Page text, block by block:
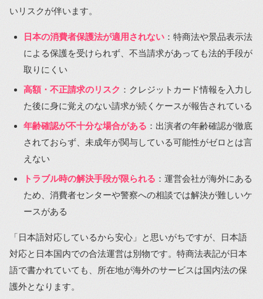
いリスクが伴います。
日本の消費者保護法が適用されない ：特商法や景品表示法
による保護を受けられず、不当請求があっても法的手段が
取りにくい
高額・不正請求のリスク ：クレジットカード情報を入力し
た後に身に覚えのない請求が続くケースが報告されている
年齢確認が不十分な場合がある ：出演者の年齢確認が徹底
されておらず、未成年が関与している可能性がゼロとは言
えない
トラブル時の解決手段が限られる ：運営会社が海外にある
ため、消費者センターや警察への相談では解決が難しいケ
ースがある
「日本語対応しているから安心」と思いがちですが、日本語
対応と日本国内での合法運営は別物です。特商法表記が日本
語で書かれていても、所在地が海外のサービスは国内法の保
護外となります。